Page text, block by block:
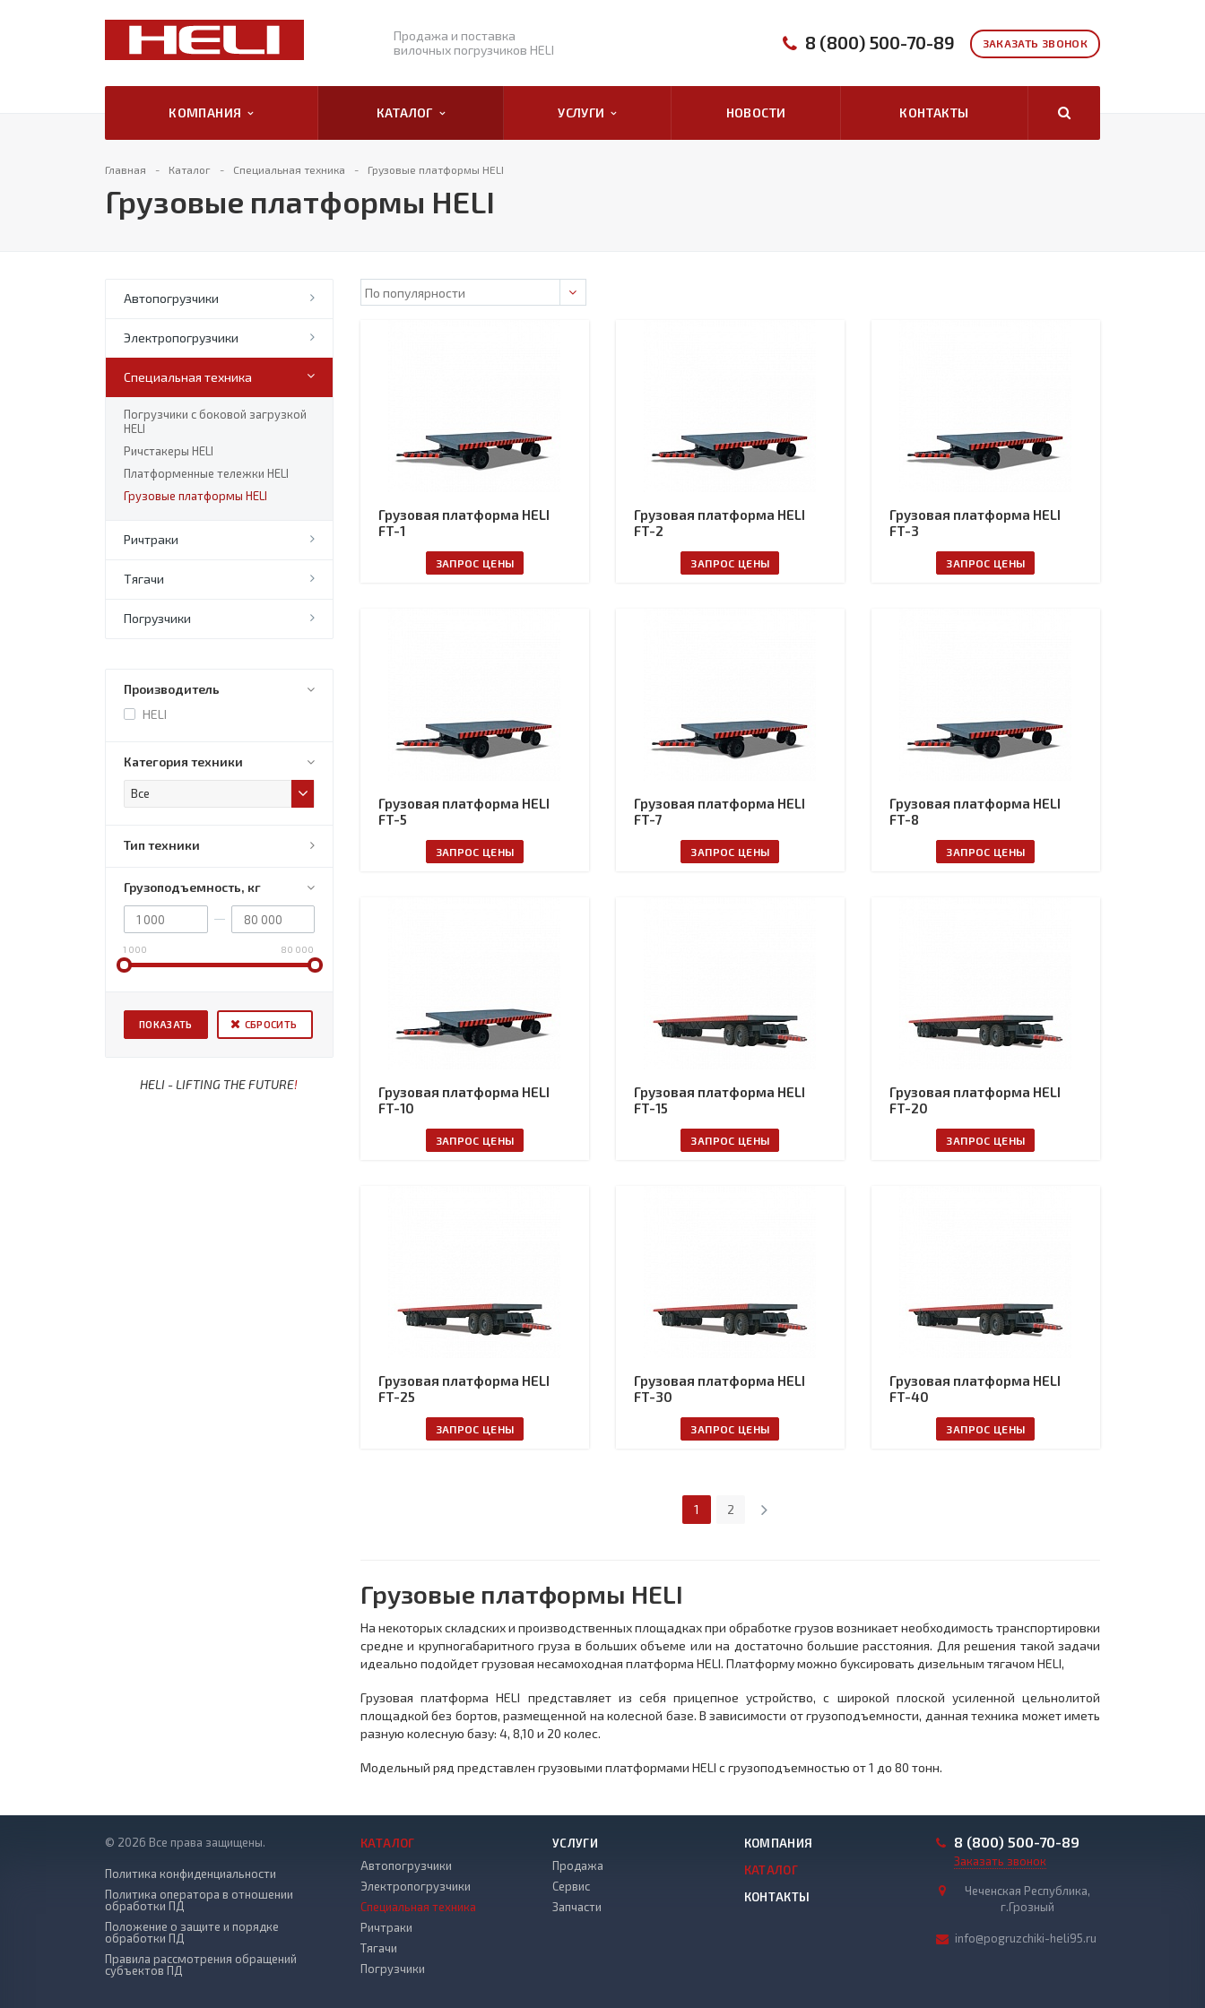
Продажа и поставка
вилочных погрузчиков HELI
ЗАКАЗАТЬ ЗВОНОК
8 (800) 500-70-89
КОМПАНИЯ КАТАЛОГ УСЛУГИ НОВОСТИ КОНТАКТЫ
Главная Каталог Специальная техника Грузовые платформы HELI
Грузовые платформы HELI
Автопогрузчики
Электропогрузчики
Специальная техника
Погрузчики с боковой загрузкой
HELI
Ричстакеры HELI
Платформенные тележки HELI
Грузовые платформы HELI
Ричтраки
Тягачи
Погрузчики
Производитель
HELI
Категория техники
Все
Тип техники
Грузоподъемность, кг
1 000 80 000
СБРОСИТЬ
HELI - LIFTING THE FUTURE!
Грузовая платформа HELI
FT-1
ЗАПРОС ЦЕНЫ
Грузовая платформа HELI
FT-2
ЗАПРОС ЦЕНЫ
Грузовая платформа HELI
FT-3
ЗАПРОС ЦЕНЫ
Грузовая платформа HELI
FT-5
ЗАПРОС ЦЕНЫ
Грузовая платформа HELI
FT-7
ЗАПРОС ЦЕНЫ
Грузовая платформа HELI
FT-8
ЗАПРОС ЦЕНЫ
Грузовая платформа HELI
FT-10
ЗАПРОС ЦЕНЫ
Грузовая платформа HELI
FT-15
ЗАПРОС ЦЕНЫ
Грузовая платформа HELI
FT-20
ЗАПРОС ЦЕНЫ
Грузовая платформа HELI
FT-25
ЗАПРОС ЦЕНЫ
Грузовая платформа HELI
FT-30
ЗАПРОС ЦЕНЫ
Грузовая платформа HELI
FT-40
ЗАПРОС ЦЕНЫ
1 2
Грузовые платформы HELI
На некоторых складских и производственных площадках при обработке грузов возникает необходимость транспортировки
средне и крупногабаритного груза в больших объеме или на достаточно большие расстояния. Для решения такой задачи
идеально подойдет грузовая несамоходная платформа HELI. Платформу можно буксировать дизельным тягачом HELI,
Грузовая платформа HELI представляет из себя прицепное устройство, с широкой плоской усиленной цельнолитой
площадкой без бортов, размещенной на колесной базе. В зависимости от грузоподъемности, данная техника может иметь
разную колесную базу: 4, 8,10 и 20 колес.
Модельный ряд представлен грузовыми платформами HELI с грузоподъемностью от 1 до 80 тонн.
© 2026 Все права защищены.
Политика конфиденциальности
Политика оператора в отношении
обработки ПД
Положение о защите и порядке
обработки ПД
Правила рассмотрения обращений
субъектов ПД
КАТАЛОГ
Автопогрузчики
Электропогрузчики
Специальная техника
Ричтраки
Тягачи
Погрузчики
УСЛУГИ
Продажа
Сервис
Запчасти
КОМПАНИЯ
КАТАЛОГ
КОНТАКТЫ
8 (800) 500-70-89
Заказать звонок
Чеченская Республика,
г.Грозный
info@pogruzchiki-heli95.ru